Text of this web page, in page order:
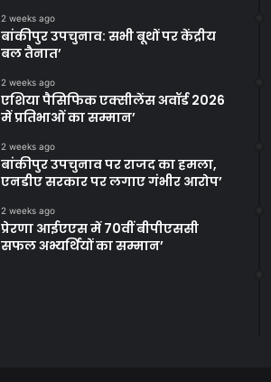
2 weeks ago
बांकीपुर उपचुनाव: सभी बूथों पर केंद्रीय
बल तैनात’
2 weeks ago
एशिया पैसिफिक एक्सीलेंस अवॉर्ड 2026
में प्रतिभाओं का सम्मान’
2 weeks ago
बांकीपुर उपचुनाव पर राजद का हमला,
एनडीए सरकार पर लगाए गंभीर आरोप’
2 weeks ago
प्रेरणा आईएएस में 70वीं बीपीएससी
सफल अभ्यर्थियों का सम्मान’